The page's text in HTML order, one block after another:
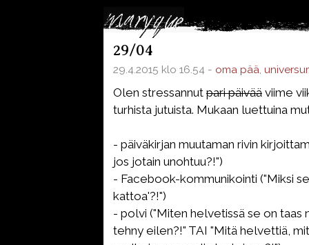
29/04
29.4.2015 klo 16.54 - oma pää,
Olen stressannut pari päivää viime
turhista jutuista. Mukaan luettuina
- päiväkirjan muutaman rivin
jos jotain unohtuu?!")
- Facebook-kommunikointi ("Miksi
kattoa'?!")
- polvi ("Miten helvetissä se on taas
tehny eilen?!" TAI "Mitä helvettiä,